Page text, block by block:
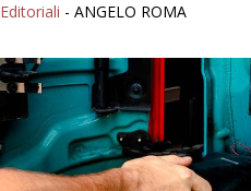
Editoriali - ANGELO ROMA